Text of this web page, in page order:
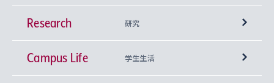
学部
神学部
興味から学科を探す
Research 研究
研究所 等
Campus Life 学生生活